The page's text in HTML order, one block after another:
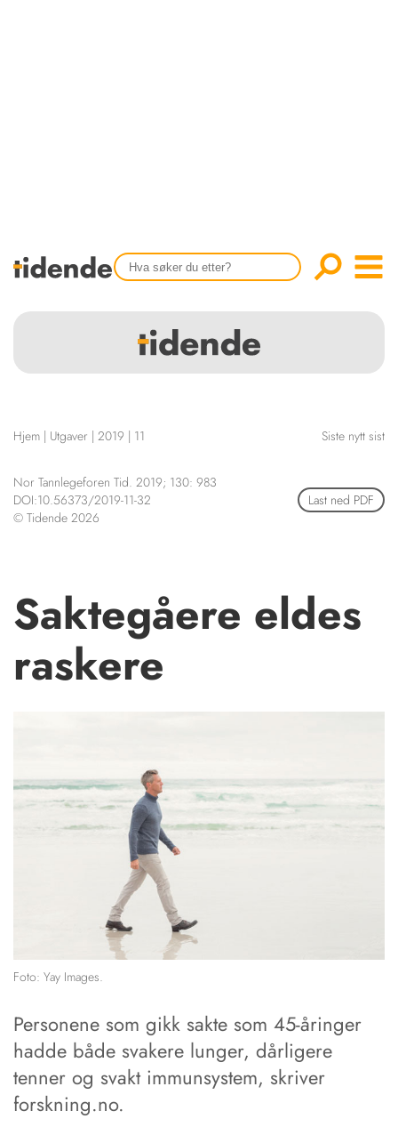
Tidligere utgaver
HENVISNINGER
KURSKALENDER
STILLINGER
KJØP & SALG
KONTAKT
Scientific articles
Publication and media
Hjem | Utgaver | 2019 | 11 Siste nytt sist
Nor Tannlegeforen Tid. 2019; 130: 983
DOI:10.56373/2019-11-32
© Tidende 2026
Last ned PDF
Saktegåere eldes
raskere
Foto: Yay Images.
Personene som gikk sakte som 45-åringer
hadde både svakere lunger, dårligere
tenner og svakt immunsystem, skriver
forskning.no.